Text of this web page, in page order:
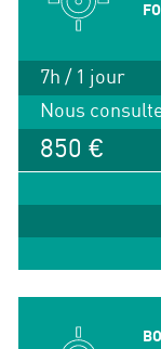
7h / 1 jour
Nous
850 €